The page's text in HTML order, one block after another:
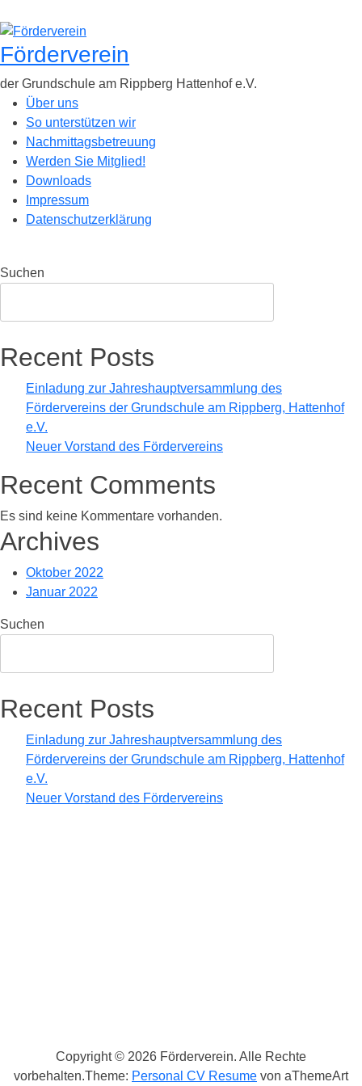
Inhalt
springen
Förderverein
der Grundschule am Rippberg Hattenhof e.V.
Über uns
So unterstützen wir
Nachmittagsbetreuung
Werden Sie Mitglied!
Downloads
Impressum
Datenschutzerklärung
Suchen
Recent Posts
Einladung zur Jahreshauptversammlung des
Fördervereins der Grundschule am Rippberg, Hattenhof
e.V.
Neuer Vorstand des Fördervereins
Recent Comments
Es sind keine Kommentare vorhanden.
Archives
Oktober 2022
Januar 2022
Suchen
Recent Posts
Einladung zur Jahreshauptversammlung des
Fördervereins der Grundschule am Rippberg, Hattenhof
e.V.
Neuer Vorstand des Fördervereins
Projektwochen
Copyright © 2026 Förderverein. Alle Rechte
vorbehalten.Theme: Personal CV Resume von aThemeArt